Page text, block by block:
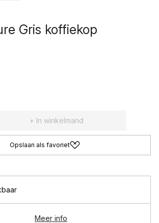
Gris koffiekop
+ In winkelmand
Opslaan als favoriet
Meer info